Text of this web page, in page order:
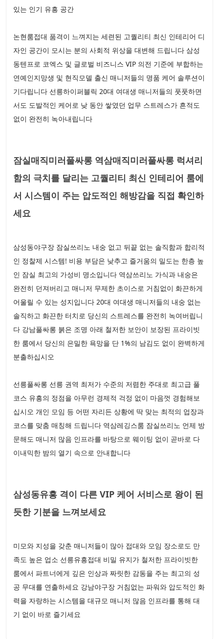
있는 인기 유흥 공간
논현룸접대 품격이 느껴지는 세련된 고퀄리티 최신 인테리어 디
자인 공간이 모시는 분의 사회적 위상을 대변해 드립니다 삼성
동텐프로 코엑스 및 글로벌 비즈니스 VIP 의전 기준에 부합하는
연예인지망생 및 현직모델 출신 매니저들의 명품 케어 솔루션이
기다립니다 선릉하이퍼블릭 20대 여대생 매니저들의 풋풋하면
서도 도발적인 케어로 낮 동안 쌓였던 업무 스트레스가 흔적도
없이 완전히 녹아내립니다
잠실매직미러풀싸롱 역삼매직미러풀싸롱 럭셔리
함의 극치를 달리는 고퀄리티 최신 인테리어 룸에
서 시스템이 주는 압도적인 해방감을 직접 확인하
세요
삼성동야구장 잠실쓰리노 내숭 없고 뒤끝 없는 솔직함과 합리적
인 정찰제 시스템! 비용 부담은 낮추고 즐거움의 밀도는 한층 높
인 잠실 최고의 가성비 명소입니다 역삼쓰리노 가식과 내숭은
완전히 던져버리고 매니저 무제한 초이스로 거침없이 화끈하게
어울릴 수 있는 성지입니다 20대 여대생 매니저들의 내숭 없는
솔직하고 화끈한 터치로 당신의 스트레스를 완전히 녹여버립니
다 강남풀싸롱 붉은 조명 아래 철저한 보안이 보장된 프라이빗
한 룸에서 당신의 은밀한 욕망을 단 1%의 남김도 없이 완벽하게
분출하십시오
선릉풀싸롱 선릉 권역 최저가 수준의 저렴한 주대로 최고급 풀
코스 유흥의 정점을 아무런 경제적 걱정 없이 마음껏 경험해보
십시오 개인 모임 등 어떤 자리든 상황에 딱 맞는 최적의 업장과
코스를 맞춤 매칭해 드립니다 역삼레깅스룸 잠실쓰리노 언제 방
문해도 매니저 많음 인프라를 바탕으로 웨이팅 없이 곧바로 다
이내믹한 밤의 열기 속으로 안내합니다
삼성동유흥 격이 다른 VIP 케어 서비스로 왕이 된
듯한 기분을 느껴보세요
미모와 지성을 갖춘 매니저들이 많아 접대와 모임 장소로도 만
족도 높은 업소 선릉유흥접대 비밀 유지가 철저한 프라이빗한
룸에서 파트너에게 깊은 인상과 짜릿한 감동을 주는 최고의 성
공 무대를 연출하세요 강남야구장 거침없는 파워와 압도적인 화
력을 자랑하는 시스템을 대규모 매니저 많음 인프라를 통해 대
기 없이 바로 즐기세요